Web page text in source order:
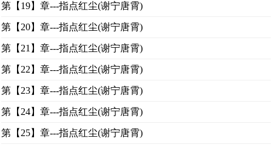
第【19】章---指点红尘(谢宁唐霄)
第【20】章---指点红尘(谢宁唐霄)
第【21】章---指点红尘(谢宁唐霄)
第【22】章---指点红尘(谢宁唐霄)
第【23】章---指点红尘(谢宁唐霄)
第【24】章---指点红尘(谢宁唐霄)
第【25】章---指点红尘(谢宁唐霄)